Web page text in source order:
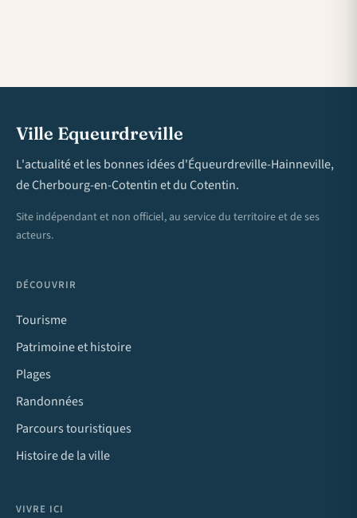
Ville Equeurdreville
L'actualité et les bonnes idées d'Équeurdreville-Hainneville,
de Cherbourg-en-Cotentin et du Cotentin.
Site indépendant et non officiel, au service du territoire et de ses
acteurs.
DÉCOUVRIR
Tourisme
Patrimoine et histoire
Plages
Randonnées
Parcours touristiques
Histoire de la ville
VIVRE ICI